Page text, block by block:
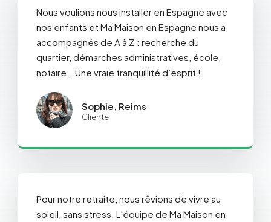
Nous voulions nous installer en Espagne avec
nos enfants et Ma Maison en Espagne nous a
accompagnés de A à Z : recherche du
quartier, démarches administratives, école,
notaire… Une vraie tranquillité d’esprit !
Sophie, Reims
Cliente
Pour notre retraite, nous rêvions de vivre au
soleil, sans stress. L’équipe de Ma Maison en